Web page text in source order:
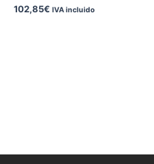
102,85€ IVA incluido